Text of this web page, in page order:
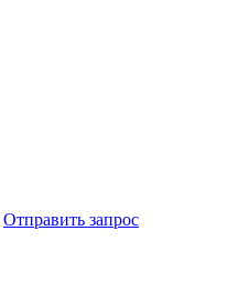
Отправить запрос